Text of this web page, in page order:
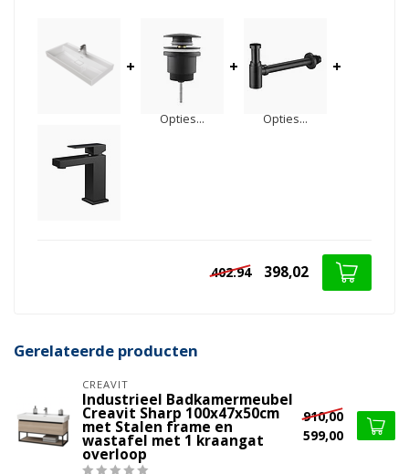
+
Opties...
+
Opties...
+
402.94 398,02
Gerelateerde producten
CREAVIT
Industrieel Badkamermeubel
Creavit Sharp 100x47x50cm
met Stalen frame en
wastafel met 1 kraangat
overloop
910,00
599,00